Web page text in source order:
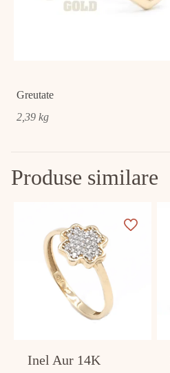
Greutate
2,39 kg
Produse similare
Inel Aur 14K